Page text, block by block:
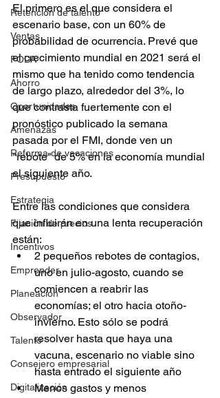
Retención de talento
Ventas
FODA
Ahorro
Oportunidades
Amenazas
Reforma de vacaciones
Presupuesto
Estrategia
Fijación de precios
Incentivos
Emprender
Planeación
Observador
Talento
Consejero empresarial
Digitalización
El primero es el que considera el
escenario base, con un 60% de
probabilidad de ocurrencia. Prevé que
el crecimiento mundial en 2021 será el
mismo que ha tenido como tendencia
de largo plazo, alrededor del 3%, lo
que contrasta fuertemente con el
pronóstico publicado la semana
pasada por el FMI, donde ven un
"rebote" de 5% en la economía mundial
el siguiente año.
Entre las condiciones que considera
que influirán en una lenta recuperación
están:
2 pequeños rebotes de contagios,
uno en julio-agosto, cuando se
comiencen a reabrir las
economías; el otro hacia otoño-
invierno. Esto sólo se podrá
resolver hasta que haya una
vacuna, escenario no viable sino
hasta entrado el siguiente año
Menos gastos y menos